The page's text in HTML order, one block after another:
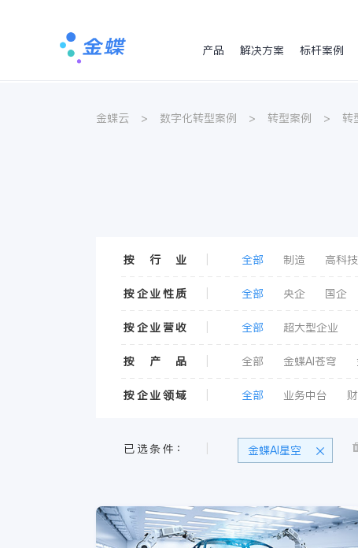
产品
解决方案 标杆案例
金蝶云 > 数字化转型案例 > 转型案例 > 转
按 行 业 全部 制造 高科技
交通与物流 住宿
按企业性质 全部 央企 国企
按企业营收 全部 超大型企业
按 产 品 全部 金蝶AI苍穹
天燕云 我家云
按企业领域 全部 业务中台
已选条件： 金蝶AI星空